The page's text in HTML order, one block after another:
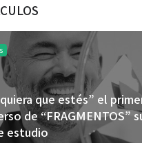
que estés” el
de “FRAGMENTOS”
estudio